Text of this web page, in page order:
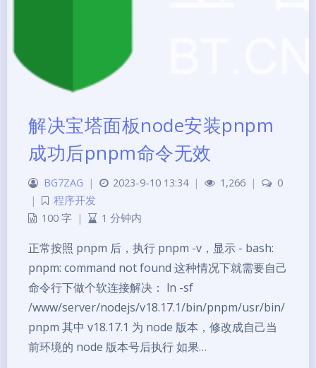
解决宝塔面板node安装pnpm
成功后pnpm命令无效
BG7ZAG | 2023-9-10 13:34 | 1,266 |
0
|
程序开发
100 字 | 1 分钟内
正常按照 pnpm 后，执行 pnpm -v，显示 - bash:
pnpm: command not found 这种情况下就需要自己
命令行下做个软连接解决： ln -sf
/www/server/nodejs/v18.17.1/bin/pnpm/usr/bin/
pnpm 其中 v18.17.1 为 node 版本，修改成自己当
前环境的 node 版本号后执行 如果…